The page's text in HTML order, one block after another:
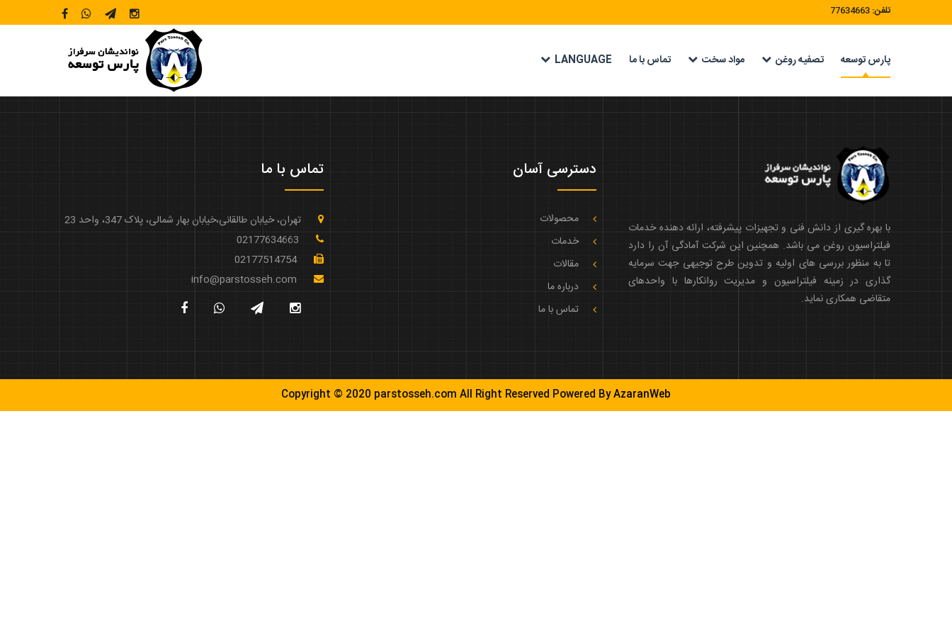
:تلفن 77634663
پارس توسعه تصفیه روغن مواد سخت تماس با ما LANGUAGE
با بهره گیری از دانش فنی و تجهیزات پیشرفته، ارائه دهنده خدمات
فیلتراسیون روغن می باشد. همچنین این شرکت آمادگی آن را دارد
تا به منظور بررسی های اولیه و تدوین طرح توجیهی جهت سرمایه
گذاری در زمینه فیلتراسیون و مدیریت روانکارها با واحدهای
متقاضی همکاری نماید.
تماس با ما
تهران، خیابان طالقانی،خیابان بهار شمالی، پلاک 347، واحد 23
02177634663
02177514754
info@parstosseh.com
دسترسی آسان
محصولات
خدمات
مقالات
درباره ما
تماس با ما
Copyright © 2020 parstosseh.com All Right Reserved Powered ByAzaranWeb